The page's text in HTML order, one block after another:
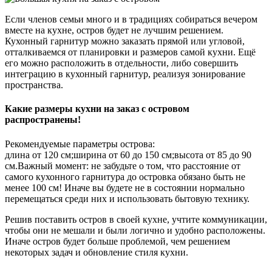
Если членов семьи много и в традициях собираться вечером
вместе на кухне, остров будет не лучшим решением.
Кухонный гарнитур можно заказать прямой или угловой,
отталкиваемся от планировки и размеров самой кухни. Ещё
его можно расположить в отдельности, либо совершить
интеграцию в кухонный гарнитур, реализуя зонирование
пространства.
Какие размеры кухни на заказ с островом
распространены!
Рекомендуемые параметры острова:
длина от 120 см;ширина от 60 до 150 см;высота от 85 до 90
см.Важный момент: не забудьте о том, что расстояние от
самого кухонного гарнитура до островка обязано быть не
менее 100 см! Иначе вы будете не в состоянии нормально
перемещаться среди них и использовать бытовую технику.
Решив поставить остров в своей кухне, учтите коммуникации,
чтобы они не мешали и были логично и удобно расположены.
Иначе остров будет больше проблемой, чем решением
некоторых задач и обновление стиля кухни.